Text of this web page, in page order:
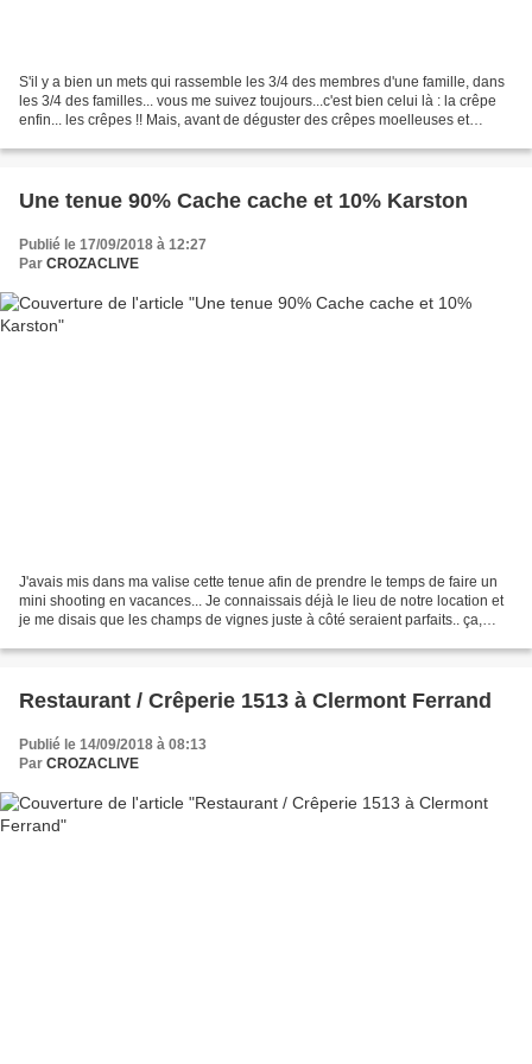
S'il y a bien un mets qui rassemble les 3/4 des membres d'une famille, dans
les 3/4 des familles... vous me suivez toujours...c'est bien celui là : la crêpe
enfin... les crêpes !! Mais, avant de déguster des crêpes moelleuses et
Une tenue 90% Cache cache et 10% Karston
Publié le 17/09/2018 à 12:27
Par CROZACLIVE
J'avais mis dans ma valise cette tenue afin de prendre le temps de faire un
mini shooting en vacances... Je connaissais déjà le lieu de notre location et
je me disais que les champs de vignes juste à côté seraient parfaits.. ça,
Restaurant / Crêperie 1513 à Clermont Ferrand
Publié le 14/09/2018 à 08:13
Par CROZACLIVE